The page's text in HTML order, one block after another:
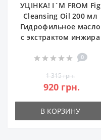
УЦІНКА! I`M FROM Fig
Cleansing Oil 200 мл
Гидрофильное масло
с экстрактом инжира
0
1 315 грн.
920 грн.
В КОРЗИНУ